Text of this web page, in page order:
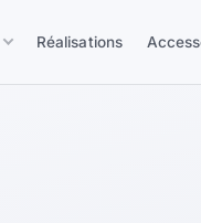
Réalisations